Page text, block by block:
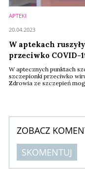
APTEKI
W aptekach
przeciwko COVID-
W aptecznych punktach
szczepionki przeciwko
Zdrowia ze szczepień
20.04.2023
ZOBACZ
SKOMENTUJ